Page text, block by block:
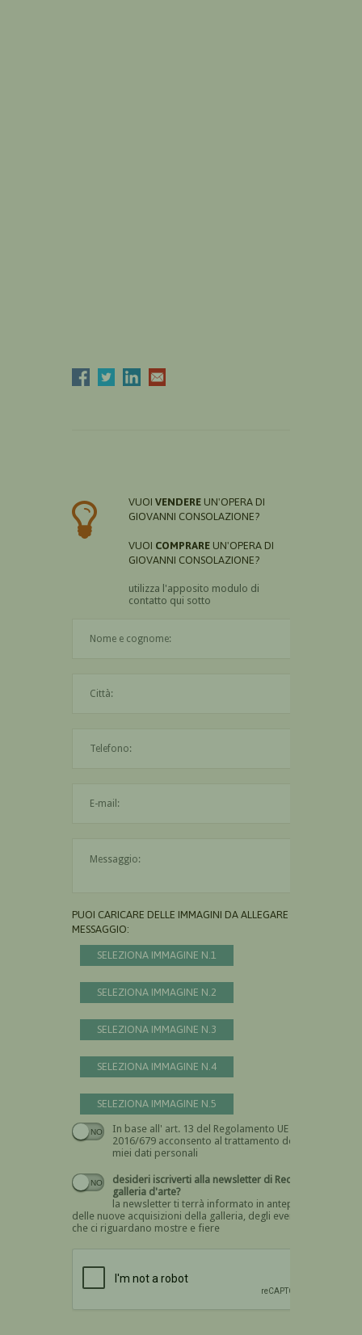
VUOI VENDERE UN'OPERA DI
GIOVANNI CONSOLAZIONE?
VUOI COMPRARE UN'OPERA DI
GIOVANNI CONSOLAZIONE?
utilizza l'apposito modulo di
contatto qui sotto
PUOI CARICARE DELLE IMMAGINI DA ALLEGARE AL
MESSAGGIO:
SELEZIONA IMMAGINE N.1
SELEZIONA IMMAGINE N.2
SELEZIONA IMMAGINE N.3
SELEZIONA IMMAGINE N.4
SELEZIONA IMMAGINE N.5
In base all' art. 13 del Regolamento UE n.
2016/679 acconsento al trattamento dei
miei dati personali
Devi dare il consenso
desideri iscriverti alla newsletter di Recta
galleria d'arte?
la newsletter ti terrà informato in anteprima
delle nuove acquisizioni della galleria, degli eventi
che ci riguardano mostre e fiere